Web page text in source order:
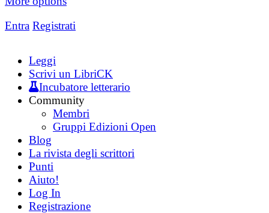
Entra Registrati
Leggi
Scrivi un LibriCK
Incubatore letterario
Community
Membri
Gruppi Edizioni Open
Blog
La rivista degli scrittori
Punti
Aiuto!
Log In
Registrazione